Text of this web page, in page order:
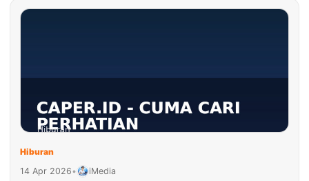
Hiburan
14 Apr 2026• iMedia